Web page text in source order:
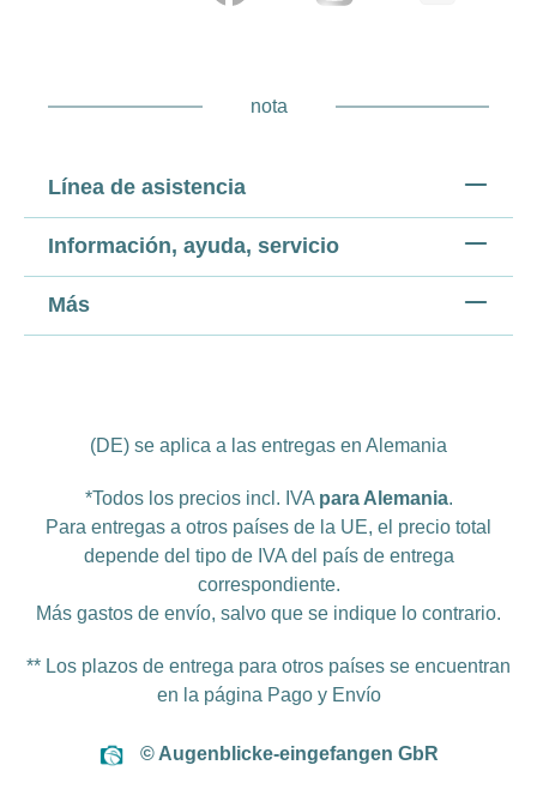
nota
Línea de asistencia
Información, ayuda, servicio
Más
(DE) se aplica a las entregas en Alemania
*Todos los precios incl. IVA para Alemania.
Para entregas a otros países de la UE, el precio total
depende del tipo de IVA del país de entrega
correspondiente.
Más gastos de envío, salvo que se indique lo contrario.
** Los plazos de entrega para otros países se encuentran
en la página Pago y Envío
© Augenblicke-eingefangen GbR